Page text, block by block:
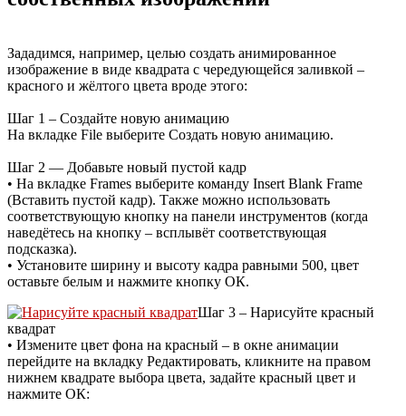
Зададимся, например, целью создать анимированное
изображение в виде квадрата с чередующейся заливкой –
красного и жёлтого цвета вроде этого:
Шаг 1 – Создайте новую анимацию
На вкладке File выберите Создать новую анимацию.
Шаг 2 — Добавьте новый пустой кадр
• На вкладке Frames выберите команду Insert Blank Frame
(Вставить пустой кадр). Также можно использовать
соответствующую кнопку на панели инструментов (когда
наведётесь на кнопку – всплывёт соответствующая
подсказка).
• Установите ширину и высоту кадра равными 500, цвет
оставьте белым и нажмите кнопку ОК.
Шаг 3 – Нарисуйте красный
квадрат
• Измените цвет фона на красный – в окне анимации
перейдите на вкладку Редактировать, кликните на правом
нижнем квадрате выбора цвета, задайте красный цвет и
нажмите ОК: